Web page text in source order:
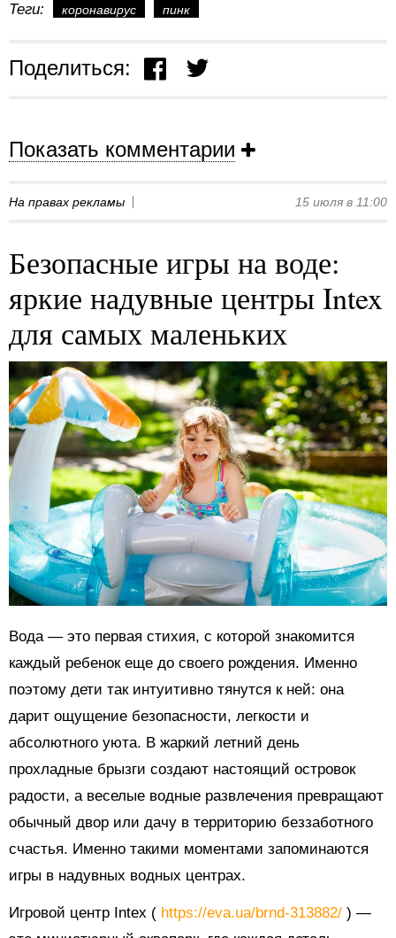
Теги: коронавирус пинк
Поделиться:
Показать комментарии
На правах рекламы 15 июля в 11:00
Безопасные игры на воде:
яркие надувные центры Intex
для самых маленьких
Вода — это первая стихия, с которой знакомится
каждый ребенок еще до своего рождения. Именно
поэтому дети так интуитивно тянутся к ней: она
дарит ощущение безопасности, легкости и
абсолютного уюта. В жаркий летний день
прохладные брызги создают настоящий островок
радости, а веселые водные развлечения превращают
обычный двор или дачу в территорию беззаботного
счастья. Именно такими моментами запоминаются
игры в надувных водных центрах.
Игровой центр Intex ( https://eva.ua/brnd-313882/ ) —